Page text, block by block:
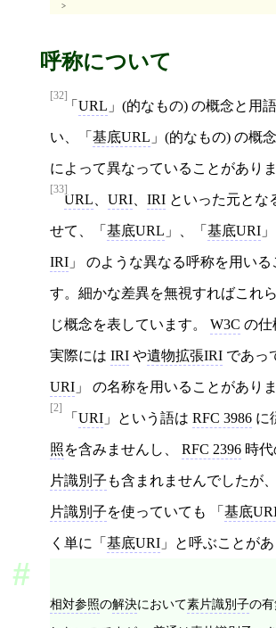
>
呼称について
[32]
「 URL 」(的なもの) の概念と用
い、「 基底URL 」(的なもの) の概
によって異なっていることがありま
[33]
URL URI IRI といった元とな
せて、「 基底URL 」、「 基底URI
IRI 」 のような異なる呼称を用いる
す。細かな差異を無視すればこれ
じ概念を表しています。 W3C の仕
実際には IRI や遺物拡張IRI であっ
URI 」 の名称を用いることがありま
[2]
「 URI 」という語は RFC 3986 に
照を含みませんし、 RFC 2396 時
片識別子 も含まれませんでしたが、
片識別子を使っていても 「 基底
く単に「 基底URI 」と呼ぶことがあ
相対参照の解決において素片識別子の